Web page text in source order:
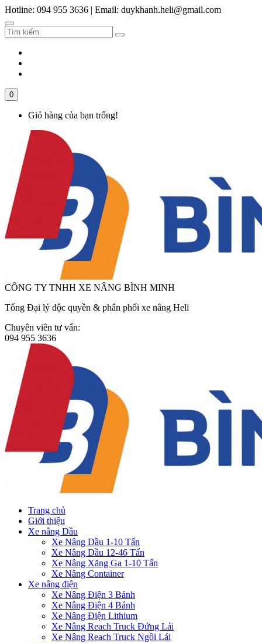
Hotline: 094 955 3636 | Email: duykhanh.heli@gmail.com
0
Giỏ hàng của bạn trống!
CÔNG TY TNHH XE NÂNG BÌNH MINH
Tổng Đại lý độc quyền & phân phối xe nâng Heli
Chuyên viên tư vấn:
094 955 3636
Trang chủ
Giới thiệu
Xe nâng Dầu
Xe Nâng Dầu 1-10 Tấn
Xe Nâng Dầu 12-46 Tấn
Xe Nâng Xăng Ga 1-10 Tấn
Xe Nâng Container
Xe nâng điện
Xe Nâng Điện 3 Bánh
Xe Nâng Điện 4 Bánh
Xe Nâng Điện Lithium
Xe Nâng Reach Truck Đứng Lái
Xe Nâng Reach Truck Ngồi Lái